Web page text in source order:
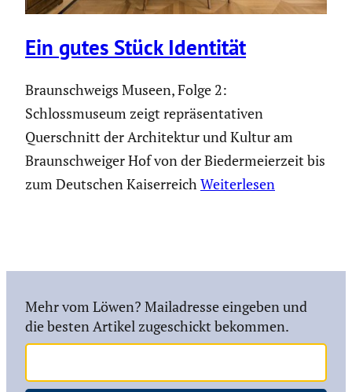
Ein gutes Stück Identität
Braunschweigs Museen, Folge 2:
Schlossmuseum zeigt repräsentativen
Querschnitt der Architektur und Kultur am
Braunschweiger Hof von der Biedermeierzeit bis
zum Deutschen Kaiserreich Weiterlesen
Mehr vom Löwen? Mailadresse eingeben und
die besten Artikel zugeschickt bekommen.